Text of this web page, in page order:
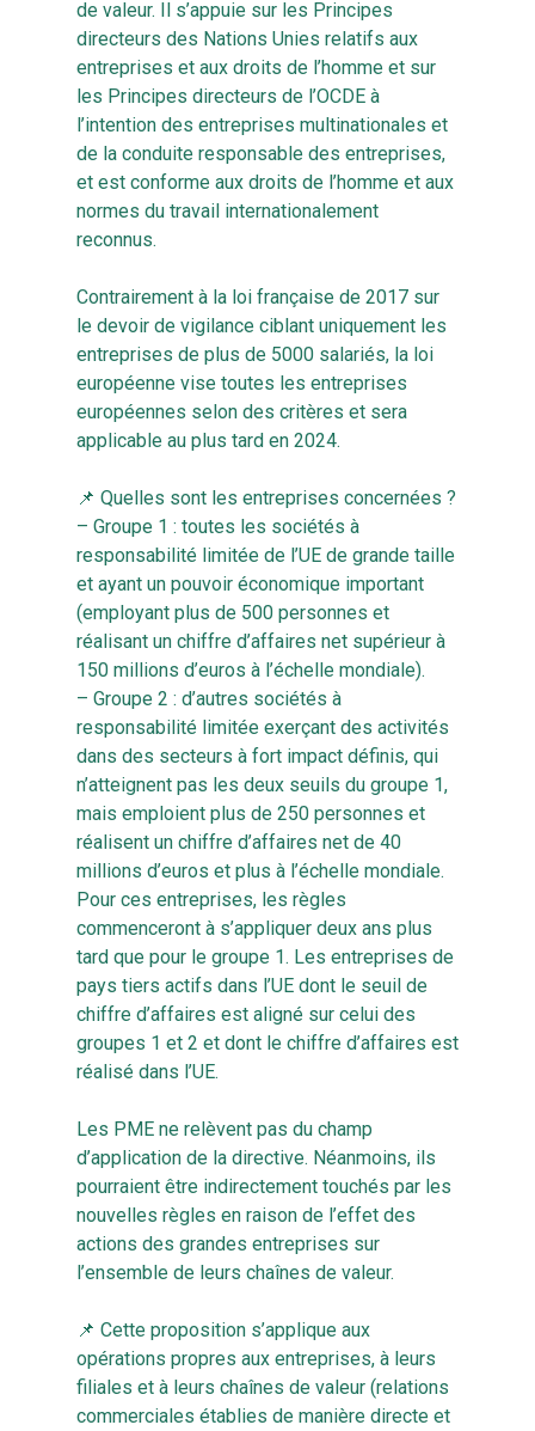
de valeur. Il s’appuie sur les Principes
directeurs des Nations Unies relatifs aux
entreprises et aux droits de l’homme et sur
les Principes directeurs de l’OCDE à
l’intention des entreprises multinationales et
de la conduite responsable des entreprises,
et est conforme aux droits de l’homme et aux
normes du travail internationalement
reconnus.
Contrairement à la loi française de 2017 sur
le devoir de vigilance ciblant uniquement les
entreprises de plus de 5000 salariés, la loi
européenne vise toutes les entreprises
européennes selon des critères et sera
applicable au plus tard en 2024.
📌 Quelles sont les entreprises concernées ?
– Groupe 1 : toutes les sociétés à
responsabilité limitée de l’UE de grande taille
et ayant un pouvoir économique important
(employant plus de 500 personnes et
réalisant un chiffre d’affaires net supérieur à
150 millions d’euros à l’échelle mondiale).
– Groupe 2 : d’autres sociétés à
responsabilité limitée exerçant des activités
dans des secteurs à fort impact définis, qui
n’atteignent pas les deux seuils du groupe 1,
mais emploient plus de 250 personnes et
réalisent un chiffre d’affaires net de 40
millions d’euros et plus à l’échelle mondiale.
Pour ces entreprises, les règles
commenceront à s’appliquer deux ans plus
tard que pour le groupe 1. Les entreprises de
pays tiers actifs dans l’UE dont le seuil de
chiffre d’affaires est aligné sur celui des
groupes 1 et 2 et dont le chiffre d’affaires est
réalisé dans l’UE.
Les PME ne relèvent pas du champ
d’application de la directive. Néanmoins, ils
pourraient être indirectement touchés par les
nouvelles règles en raison de l’effet des
actions des grandes entreprises sur
l’ensemble de leurs chaînes de valeur.
📌 Cette proposition s’applique aux
opérations propres aux entreprises, à leurs
filiales et à leurs chaînes de valeur (relations
commerciales établies de manière directe et